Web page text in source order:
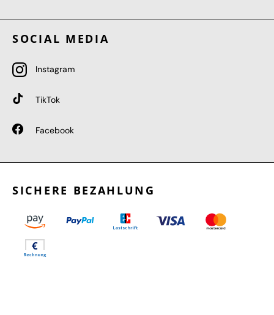
SOCIAL MEDIA
Instagram
TikTok
Facebook
SICHERE BEZAHLUNG